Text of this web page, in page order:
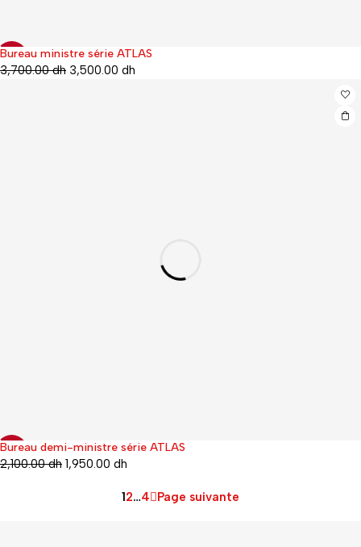
-5%
Bureau ministre série ATLAS
3,700.00dh 3,500.00 dh
19%
Bureau demi-ministre série ATLAS
2,100.00dh 1,950.00 dh
12…4 Page suivante